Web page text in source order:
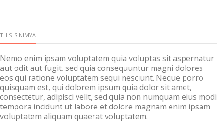
THIS IS NIMVA
Nemo enim ipsam voluptatem quia voluptas sit aspernatur
aut odit aut fugit, sed quia consequuntur magni dolores
eos qui ratione voluptatem sequi nesciunt. Neque porro
quisquam est, qui dolorem ipsum quia dolor sit amet,
consectetur, adipisci velit, sed quia non numquam eius modi
tempora incidunt ut labore et dolore magnam enim ipsam
voluptatem aliquam quaerat voluptatem.